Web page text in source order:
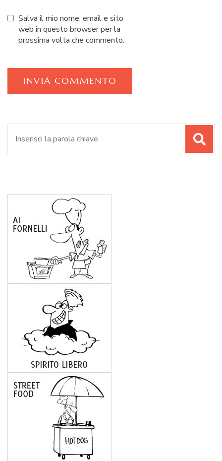
Salva il mio nome, email e sito
web in questo browser per la
prossima volta che commento.